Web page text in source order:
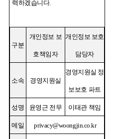
력하겠습니다.
구분
개인정보 보
호책임자
개인정보 보호
담당자
소속 경영지원실
경영지원실 정
보보호 파트
성명 윤영근 전무 이태관 책임
메일 privacy@woongjin.co.kr